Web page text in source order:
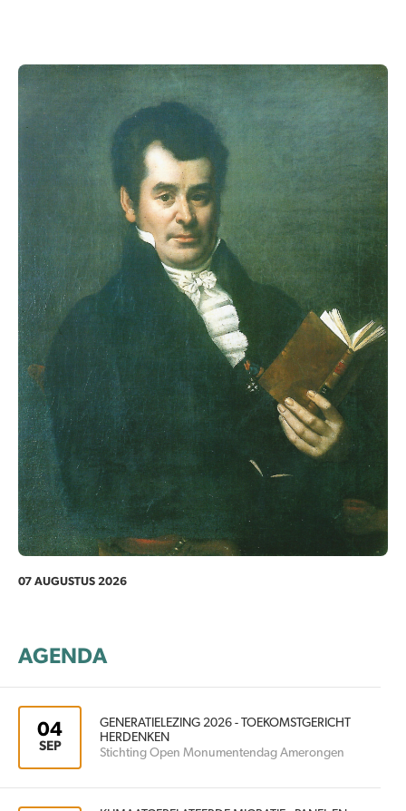
07 AUGUSTUS 2026
AGENDA
04
SEP
GENERATIELEZING 2026 - TOEKOMSTGERICHT
HERDENKEN
Stichting Open Monumentendag Amerongen